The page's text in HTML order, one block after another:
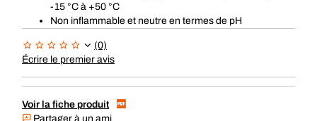
-15 °C à +50 °C
Non inflammable et neutre en termes de pH
(0)
Écrire le premier avis
Voir la fiche produit
Partager à un ami